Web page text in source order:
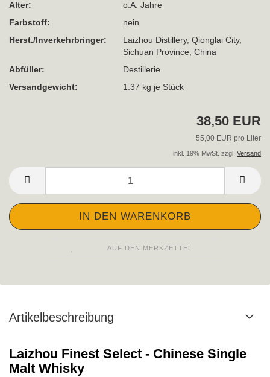
Alter:
o.A. Jahre
Farbstoff:
nein
Herst./Inverkehrbringer:
Laizhou Distillery, Qionglai City,
Sichuan Province, China
Abfüller:
Destillerie
Versandgewicht:
1.37 kg je Stück
38,50 EUR
55,00 EUR pro Liter
inkl. 19% MwSt. zzgl. Versand
AUF DEN MERKZETTEL
Artikelbeschreibung
Laizhou Finest Select - Chinese Single
Malt Whisky